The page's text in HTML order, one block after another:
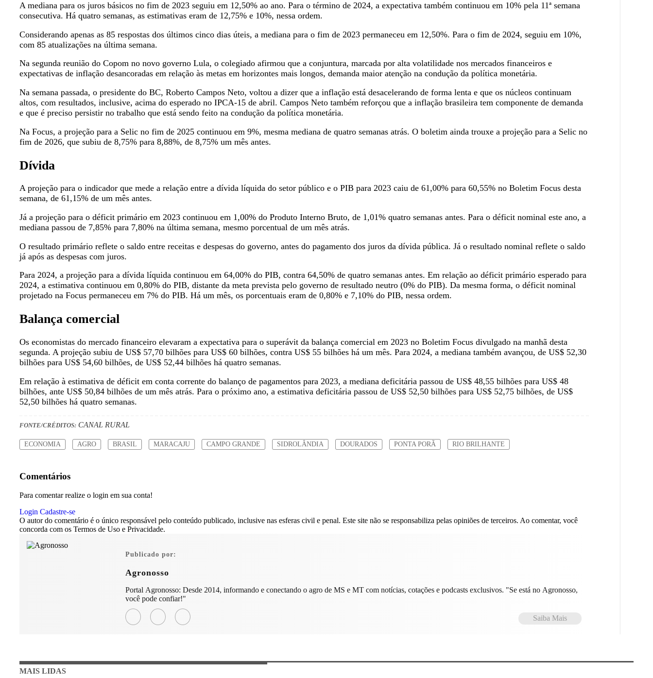
A mediana para os juros básicos no fim de 2023 seguiu em 12,50% ao ano. Para o término de 2024, a expectativa também continuou em 10% pela 11ª semana
consecutiva. Há quatro semanas, as estimativas eram de 12,75% e 10%, nessa ordem.
Considerando apenas as 85 respostas dos últimos cinco dias úteis, a mediana para o fim de 2023 permaneceu em 12,50%. Para o fim de 2024, seguiu em 10%,
com 85 atualizações na última semana.
Na segunda reunião do Copom no novo governo Lula, o colegiado afirmou que a conjuntura, marcada por alta volatilidade nos mercados financeiros e
expectativas de inflação desancoradas em relação às metas em horizontes mais longos, demanda maior atenção na condução da política monetária.
Na semana passada, o presidente do BC, Roberto Campos Neto, voltou a dizer que a inflação está desacelerando de forma lenta e que os núcleos continuam
altos, com resultados, inclusive, acima do esperado no IPCA-15 de abril. Campos Neto também reforçou que a inflação brasileira tem componente de demanda
e que é preciso persistir no trabalho que está sendo feito na condução da política monetária.
Na Focus, a projeção para a Selic no fim de 2025 continuou em 9%, mesma mediana de quatro semanas atrás. O boletim ainda trouxe a projeção para a Selic no
fim de 2026, que subiu de 8,75% para 8,88%, de 8,75% um mês antes.
Dívida
A projeção para o indicador que mede a relação entre a dívida líquida do setor público e o PIB para 2023 caiu de 61,00% para 60,55% no Boletim Focus desta
semana, de 61,15% de um mês antes.
Já a projeção para o déficit primário em 2023 continuou em 1,00% do Produto Interno Bruto, de 1,01% quatro semanas antes. Para o déficit nominal este ano, a
mediana passou de 7,85% para 7,80% na última semana, mesmo porcentual de um mês atrás.
O resultado primário reflete o saldo entre receitas e despesas do governo, antes do pagamento dos juros da dívida pública. Já o resultado nominal reflete o saldo
já após as despesas com juros.
Para 2024, a projeção para a dívida líquida continuou em 64,00% do PIB, contra 64,50% de quatro semanas antes. Em relação ao déficit primário esperado para
2024, a estimativa continuou em 0,80% do PIB, distante da meta prevista pelo governo de resultado neutro (0% do PIB). Da mesma forma, o déficit nominal
projetado na Focus permaneceu em 7% do PIB. Há um mês, os porcentuais eram de 0,80% e 7,10% do PIB, nessa ordem.
Balança comercial
Os economistas do mercado financeiro elevaram a expectativa para o superávit da balança comercial em 2023 no Boletim Focus divulgado na manhã desta
segunda. A projeção subiu de US$ 57,70 bilhões para US$ 60 bilhões, contra US$ 55 bilhões há um mês. Para 2024, a mediana também avançou, de US$ 52,30
bilhões para US$ 54,60 bilhões, de US$ 52,44 bilhões há quatro semanas.
Em relação à estimativa de déficit em conta corrente do balanço de pagamentos para 2023, a mediana deficitária passou de US$ 48,55 bilhões para US$ 48
bilhões, ante US$ 50,84 bilhões de um mês atrás. Para o próximo ano, a estimativa deficitária passou de US$ 52,50 bilhões para US$ 52,75 bilhões, de US$
52,50 bilhões há quatro semanas.
FONTE/CRÉDITOS: CANAL RURAL
ECONOMIA AGRO BRASIL MARACAJU CAMPO GRANDE SIDROLÂNDIA DOURADOS PONTA PORÃ RIO BRILHANTE
Comentários
Para comentar realize o login em sua conta!
Login Cadastre-se
O autor do comentário é o único responsável pelo conteúdo publicado, inclusive nas esferas civil e penal. Este site não se responsabiliza pelas opiniões de terceiros. Ao comentar, você
concorda com os Termos de Uso e Privacidade.
Publicado por:
Agronosso
Portal Agronosso: Desde 2014, informando e conectando o agro de MS e MT com notícias, cotações e podcasts exclusivos. "Se está no Agronosso,
você pode confiar!"
Saiba Mais
MAIS LIDAS